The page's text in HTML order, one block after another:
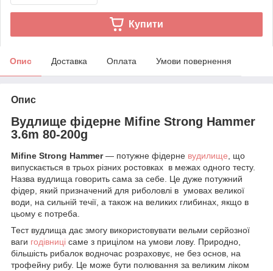
Купити
Опис Доставка Оплата Умови повернення
Опис
Вудлище фідерне Mifine Strong Hammer
3.6m 80-200g
Mifine Strong Hammer— потужне фідерне вудилище, що
випускається в трьох різних ростовках в межах одного тесту.
Назва вудлища говорить сама за себе. Це дуже потужний
фідер, який призначений для риболовлі в умовах великої
води, на сильній течії, а також на великих глибинах, якщо в
цьому є потреба.
Тест вудлища дає змогу використовувати вельми серйозної
ваги годівниці саме з прицілом на умови лову. Природно,
більшість рибалок водночас розраховує, не без основ, на
трофейну рибу. Це може бути полювання за великим ліком